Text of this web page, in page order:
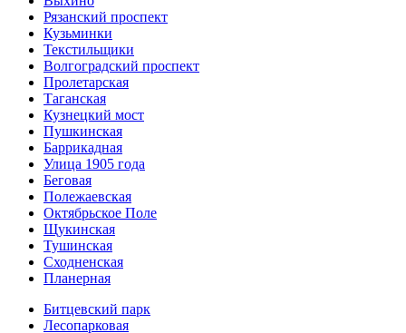
Рязанский проспект
Кузьминки
Текстильщики
Волгоградский проспект
Пролетарская
Таганская
Кузнецкий мост
Пушкинская
Баррикадная
Улица 1905 года
Беговая
Полежаевская
Октябрьское Поле
Щукинская
Тушинская
Сходненская
Планерная
Битцевский парк
Лесопарковая